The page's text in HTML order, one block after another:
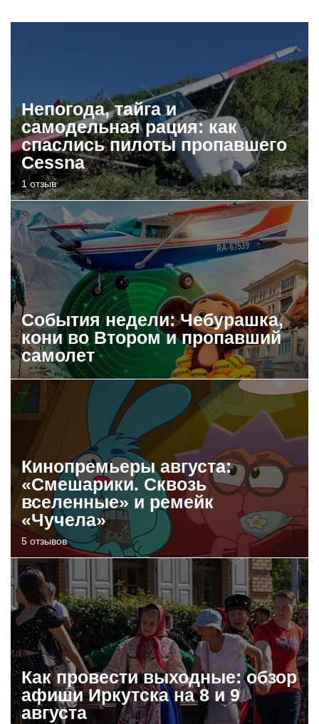
Непогода, тайга и
самодельная рация: как
спаслись пилоты пропавшего
Cessna
1 отзыв
События недели: Чебурашка,
кони во Втором и пропавший
самолет
Кинопремьеры августа:
«Смешарики. Сквозь
вселенные» и ремейк
«Чучела»
5 отзывов
Как провести выходные: обзор
афиши Иркутска на 8 и 9
августа